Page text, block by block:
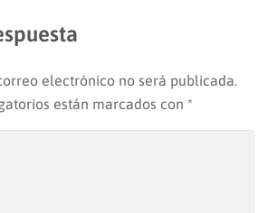
electrónico no será publicada.
están marcados con *